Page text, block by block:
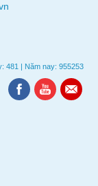
481 | Năm nay: 955253